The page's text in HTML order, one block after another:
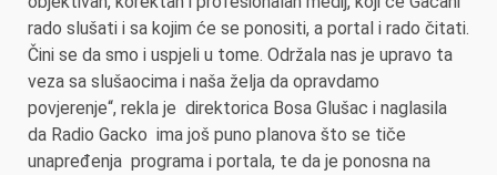
rado slušati i sa kojim će se ponositi, a portal i rado čitati.
Čini se da smo i uspjeli u tome. Održala nas je upravo ta
veza sa slušaocima i naša želja da opravdamo
povjerenje“, rekla je direktorica Bosa Glušac i naglasila
da Radio Gacko ima još puno planova što se tiče
unapređenja programa i portala, te da je ponosna na